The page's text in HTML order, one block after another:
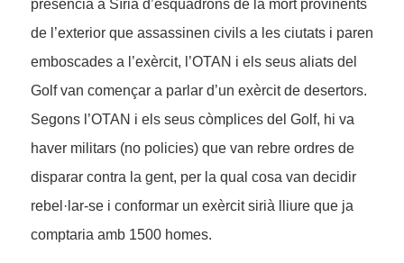
presència a Síria d’esquadrons de la mort provinents
de l’exterior que assassinen civils a les ciutats i paren
emboscades a l’exèrcit, l’OTAN i els seus aliats del
Golf van començar a parlar d’un exèrcit de desertors.
Segons l’OTAN i els seus còmplices del Golf, hi va
haver militars (no policies) que van rebre ordres de
disparar contra la gent, per la qual cosa van decidir
rebel·lar-se i conformar un exèrcit sirià lliure que ja
comptaria amb 1500 homes.